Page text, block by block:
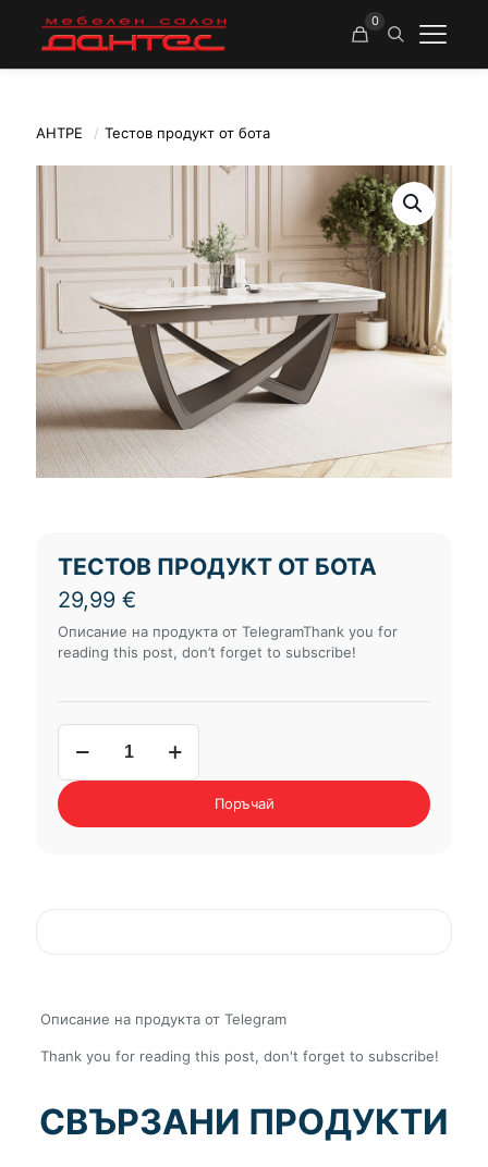
0
АНТРЕ / Тестов продукт от бота
ТЕСТОВ ПРОДУКТ ОТ БОТА
29,99 €
Описание на продукта от TelegramThank you for
reading this post, don’t forget to subscribe!
продукт
от
Поръчай
Описание на продукта от Telegram
Thank you for reading this post, don't forget to subscribe!
СВЪРЗАНИ ПРОДУКТИ